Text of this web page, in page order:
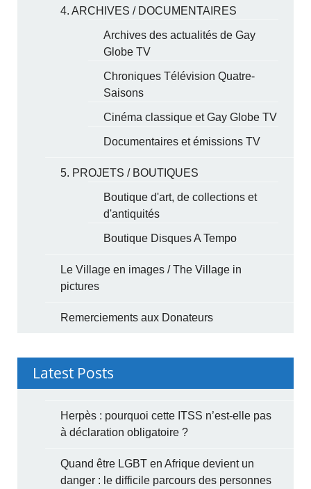
4. ARCHIVES / DOCUMENTAIRES
Archives des actualités de Gay
Globe TV
Chroniques Télévision Quatre-
Saisons
Cinéma classique et Gay Globe TV
Documentaires et émissions TV
5. PROJETS / BOUTIQUES
Boutique d'art, de collections et
d'antiquités
Boutique Disques A Tempo
Le Village en images / The Village in
pictures
Remerciements aux Donateurs
Latest Posts
Herpès : pourquoi cette ITSS n’est-elle pas
à déclaration obligatoire ?
Quand être LGBT en Afrique devient un
danger : le difficile parcours des personnes